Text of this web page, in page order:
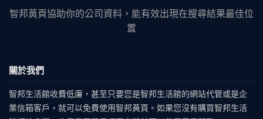
智邦黃頁協助你的公司資料，能有效出現在搜尋結果最佳位
置
關於我們
智邦生活館收費低廉，甚至只要您是智邦生活館的網站代管或是企
業信箱客戶，就可以免費使用智邦黃頁。如果您沒有購買智邦生活